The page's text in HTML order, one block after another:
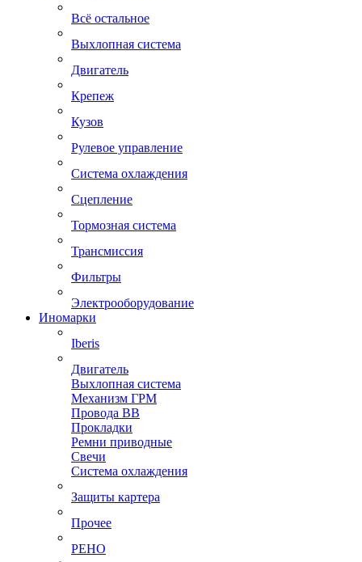
Всё остальное
Выхлопная система
Двигатель
Крепеж
Кузов
Рулевое управление
Система охлаждения
Сцепление
Тормозная система
Трансмиссия
Фильтры
Электрооборудование
Иномарки
Iberis
Двигатель
Выхлопная система
Механизм ГРМ
Провода ВВ
Прокладки
Ремни приводные
Свечи
Система охлаждения
Защиты картера
Прочее
РЕНО